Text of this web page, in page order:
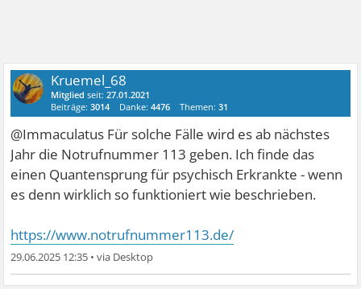
Kruemel_68
Mitglied seit:27.01.2021
Beiträge:3014 Danke:4476 Themen:31
@Immaculatus Für solche Fälle wird es ab nächstes
Jahr die Notrufnummer 113 geben. Ich finde das
einen Quantensprung für psychisch Erkrankte - wenn
es denn wirklich so funktioniert wie beschrieben.
https://www.notrufnummer113.de/
29.06.2025 12:35 •